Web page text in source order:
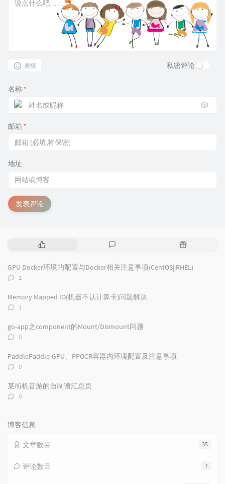
表情 私密评论
名称 *
🎲
邮箱 *
地址
发表评论
热
文
章
评
论
随
文
章
GPU Docker环境的配置与Docker相关注意事项(CentOS||RHEL)
评
数：
1
Memory Mapped IO(机器不认计算卡)问题解决
评
数：
1
go-app之component的Mount/Dismount问题
评
数：
0
PaddlePaddle-GPU、PPOCR容器内环境配置及注意事项
评
数：
0
某街机音游的自制谱汇总页
评
0
博客信息
35
文章数目
7
评论数目